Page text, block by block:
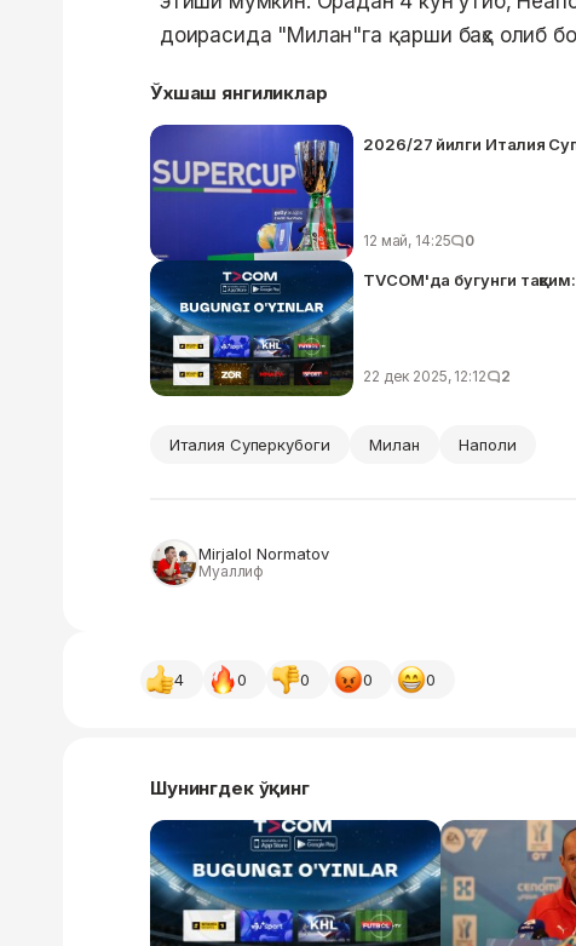
доирасида "Милан"га қарши баҳс олиб
Ўхшаш янгиликлар
2026/27 йилги Италия
12 май, 14:25 0
TVCOM'да бугунги
22 дек 2025, 12:12 2
Италия Суперкубоги Милан Наполи
Mirjalol Normatov
Муаллиф
4 0 0 0 0
Шунингдек ўқинг